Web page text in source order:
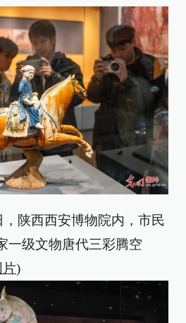
陕西西安博物院内，市民
一级文物唐代三彩腾空
片)